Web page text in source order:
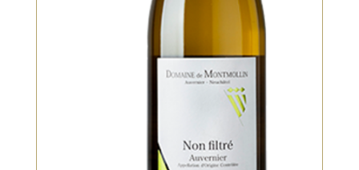
Trouble car non filtré, arômes
exotiques